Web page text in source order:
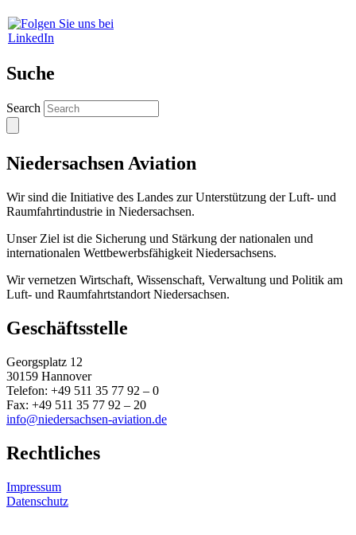
Suche
Search
Niedersachsen Aviation
Wir sind die Initiative des Landes zur Unterstützung der Luft- und
Raumfahrtindustrie in Niedersachsen.
Unser Ziel ist die Sicherung und Stärkung der nationalen und
internationalen Wettbewerbsfähigkeit Niedersachsens.
Wir vernetzen Wirtschaft, Wissenschaft, Verwaltung und Politik am
Luft- und Raumfahrtstandort Niedersachsen.
Geschäftsstelle
Georgsplatz 12
30159 Hannover
Telefon: +49 511 35 77 92 – 0
Fax: +49 511 35 77 92 – 20
info@niedersachsen-aviation.de
Rechtliches
Impressum
Datenschutz